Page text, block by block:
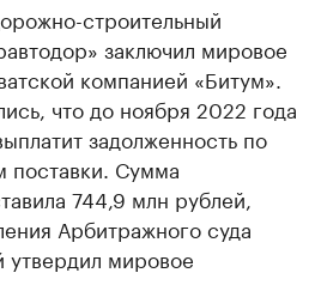
строительный
заключил мировое
компанией «Битум».
что до ноября 2022 года
задолженность по
поставки. Сумма
744,9 млн рублей,
Арбитражного суда
мировое